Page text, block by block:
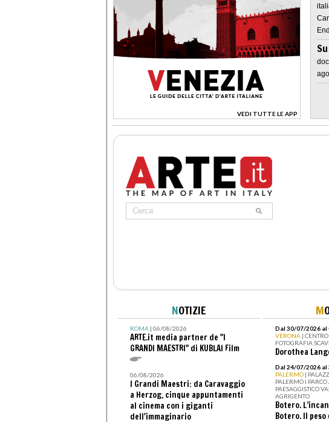
VEDI TUTTE LE APP
>
Su
NOTIZIE
ROMA| 06/08/2026
ARTE.it media partner de "I
GRANDI MAESTRI" di KUBLAI Film
06/08/2026
I Grandi Maestri: da Caravaggio
a Herzog, cinque appuntamenti
al cinema con i giganti
dell'immaginario
M
Dal 30/07/2026 al
VERONA |
FOTOGRAFIA
Dorothea
Dal 24/07/2026 al
PALERMO |
PALERMO I
PAESAGGISTICO
AGRIGENTO
Botero.
Botero. Il